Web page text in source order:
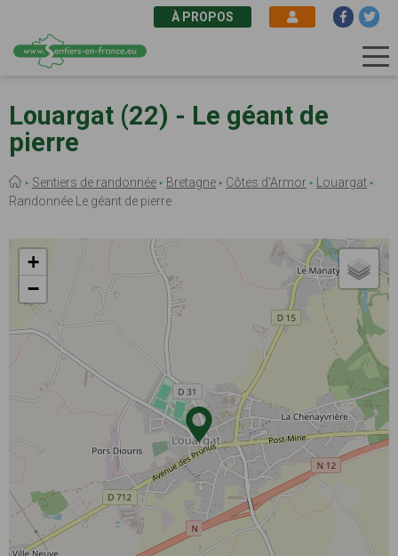
au
contenu
principal
À PROPOS
Louargat (22) - Le géant de
pierre
Fil
d'Ariane
Sentiers de randonnée Bretagne Côtes d'Armor
Louargat
Randonnée Le géant de pierre
+
−